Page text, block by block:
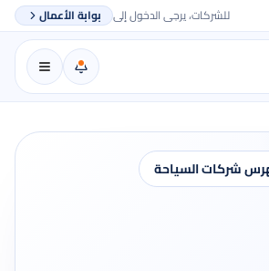
للشركات، يرجى الدخول إلى بوابة الأعمال
شركات السياحة